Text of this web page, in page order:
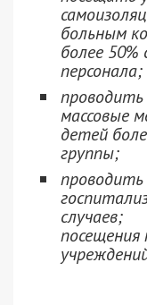
больным
более 50%
персонала;
проводить
массовые
детей
группы;
случаев;